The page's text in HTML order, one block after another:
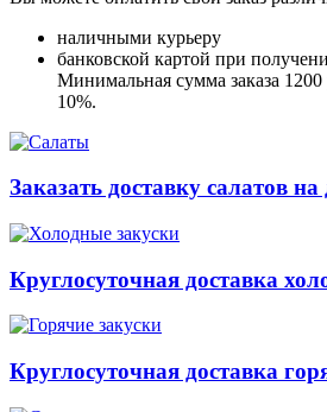
наличными курьеру
банковской картой при
Минимальная сумма заказа
10%.
Заказать доставку салатов
Круглосуточная доставка
Круглосуточная доставка